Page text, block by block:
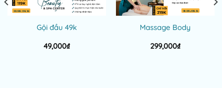
Gội đầu 49k
49,000₫
Massage Body
299,000₫